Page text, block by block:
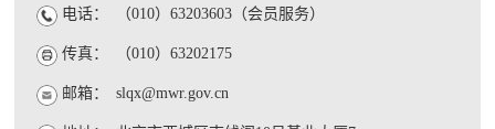
电话： （010）63203603（会员服务）
传真： （010）63202175
邮箱： slqx@mwr.gov.cn